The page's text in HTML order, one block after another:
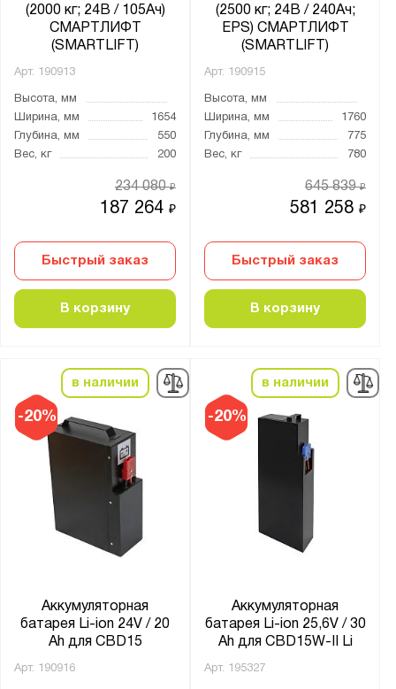
(2000 кг; 24В / 105Ач)
СМАРТЛИФТ
(SMARTLIFT)
Арт. 190913
Высота, мм
Ширина, мм
1654
Глубина, мм
550
Вес, кг
200
187 264₽
234 080₽
Быстрый заказ
В корзину
(2500 кг; 24В / 240Ач;
EPS) СМАРТЛИФТ
(SMARTLIFT)
Арт. 190915
Высота, мм
Ширина, мм
1760
Глубина, мм
775
Вес, кг
780
581 258₽
645 839₽
Быстрый заказ
В корзину
-20%
в наличии
Аккумуляторная
батарея Li-ion 24V / 20
Ah для CBD15
Арт. 190916
-20%
в наличии
Аккумуляторная
батарея Li-ion 25,6V / 30
Ah для CBD15W-II Li
Арт. 195327
Серия:
Показать Сбросить